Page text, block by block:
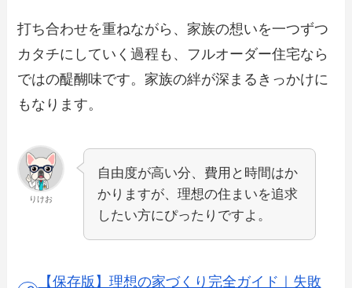
打ち合わせを重ねながら、家族の想いを一つずつ
カタチにしていく過程も、フルオーダー住宅なら
ではの醍醐味です。家族の絆が深まるきっかけに
もなります。
りけお
自由度が高い分、費用と時間はか
かりますが、理想の住まいを追求
したい方にぴったりですよ。
【保存版】理想の家づくり完全ガイド｜失敗